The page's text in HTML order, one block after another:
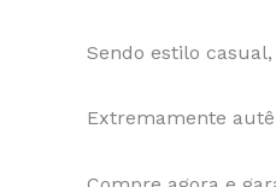
Sendo estilo
Extremamente